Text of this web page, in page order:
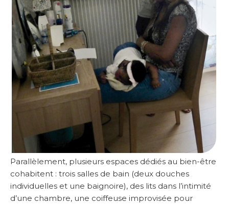
Parallèlement, plusieurs espaces dédiés au bien-être
cohabitent : trois salles de bain (deux douches
individuelles et une baignoire), des lits dans l’intimité
d’une chambre, une coiffeuse improvisée pour